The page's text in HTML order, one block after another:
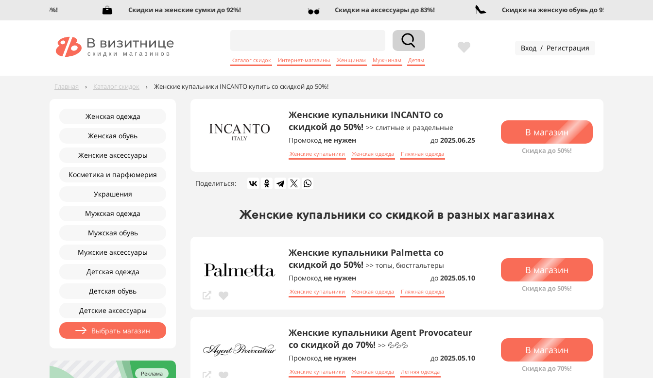
Скидки на женские сумки до 92%! Скидки на аксессуары до 83%! Скидки на женскую обувь до 95%!
Каталог скидок Интернет-магазины Женщинам Мужчинам Детям
Вход / Регистрация
Главная › Каталог скидок › Женские купальники INCANTO купить со скидкой до 50%!
Женская одежда
Женская обувь
Женские аксессуары
Косметика и парфюмерия
Украшения
Мужская одежда
Мужская обувь
Мужские аксессуары
Детская одежда
Детская обувь
Детские аксессуары
Выбрать магазин
Реклама
Женские купальники INCANTO со
скидкой до 50%! >> слитные и раздельные
Промокод не нужен до 2025.06.25
Женские купальники Женская одежда Пляжная одежда
В магазин
Скидка до 50%!
Поделиться:
Женские купальники со скидкой в разных магазинах
Женские купальники Palmetta со
скидкой до 50%! >> топы, бюстгальтеры
Промокод не нужен до 2025.05.10
Женские купальники Женская одежда Пляжная одежда
В магазин
Скидка до 50%!
Женские купальники Agent Provocateur
со скидкой до 70%! >> 💦💦💦
Промокод не нужен до 2025.05.10
Женские купальники Женская одежда Летняя одежда
В магазин
Скидка до 70%!